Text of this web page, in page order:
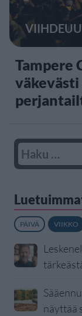
Tampere
PÄIVÄ VIIKKO
näyttää